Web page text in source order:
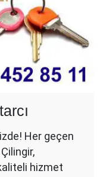
Her geçen
hizmet